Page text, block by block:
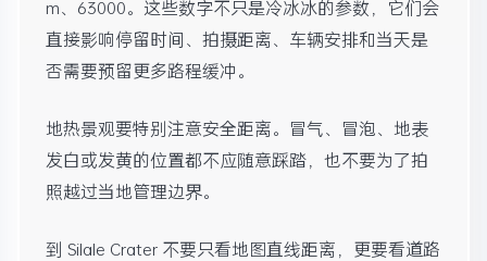
m、63000。这些数字不只是冷冰冰的参数，它们会
直接影响停留时间、拍摄距离、车辆安排和当天是
否需要预留更多路程缓冲。
地热景观要特别注意安全距离。冒气、冒泡、地表
发白或发黄的位置都不应随意踩踏，也不要为了拍
照越过当地管理边界。
到 Silale Crater 不要只看地图直线距离，更要看道路